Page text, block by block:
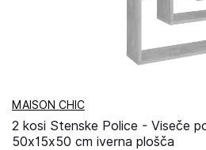
MAISON CHIC
2 kosi Stenske Police - Viseče
50x15x50 cm iverna plošča